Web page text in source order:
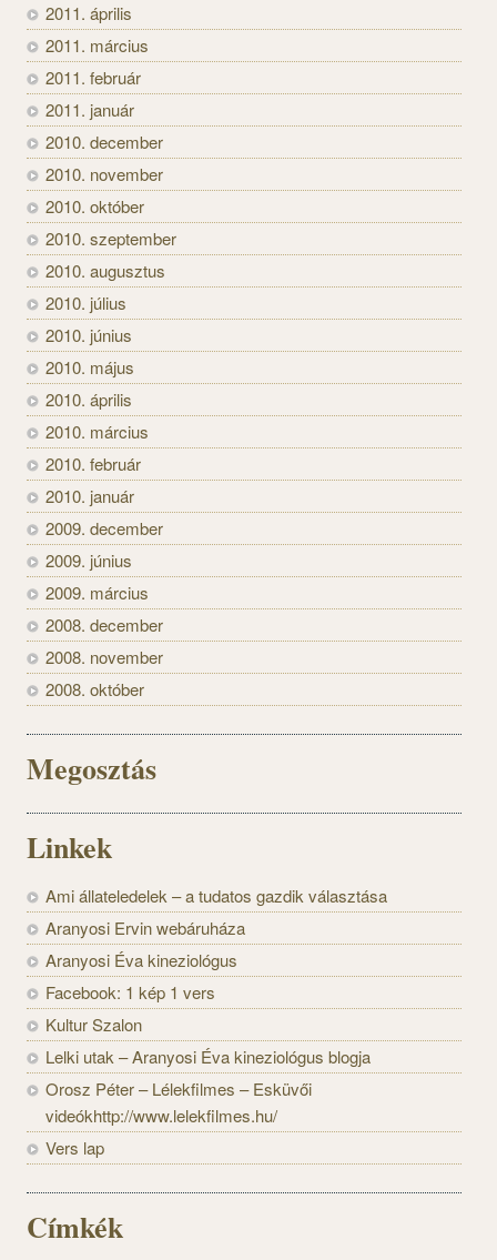
2011. április
2011. március
2011. február
2011. január
2010. december
2010. november
2010. október
2010. szeptember
2010. augusztus
2010. július
2010. június
2010. május
2010. április
2010. március
2010. február
2010. január
2009. december
2009. június
2009. március
2008. december
2008. november
2008. október
Megosztás
Linkek
Ami állateledelek – a tudatos gazdik választása
Aranyosi Ervin webáruháza
Aranyosi Éva kineziológus
Facebook: 1 kép 1 vers
Kultur Szalon
Lelki utak – Aranyosi Éva kineziológus blogja
Orosz Péter – Lélekfilmes – Esküvői
videókhttp://www.lelekfilmes.hu/
Vers lap
Címkék